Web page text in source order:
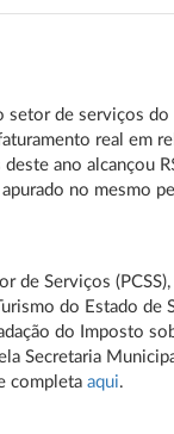
setor de serviços
real em
ano alcançou
no mesmo
de Serviços
do Estado de
do Imposto
Secretaria
completaaqui.